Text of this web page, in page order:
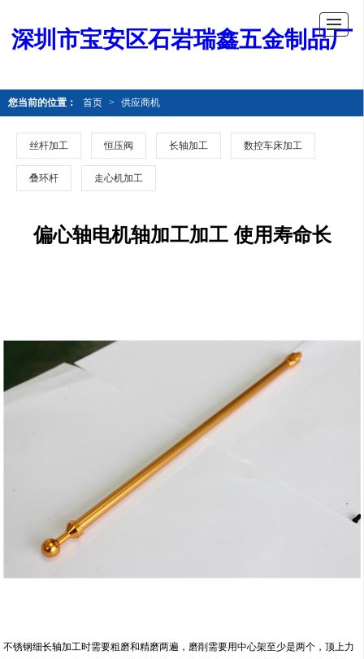
深圳市宝安区石岩瑞鑫五金制品厂
您当前的位置： 首页 > 供应商机
丝杆加工 恒压阀 长轴加工 数控车床加工
叠环杆 走心机加工
偏心轴电机轴加工加工 使用寿命长
不锈钢细长轴加工时需要粗磨和精磨两遍，磨削需要用中心架至少是两个，顶上力